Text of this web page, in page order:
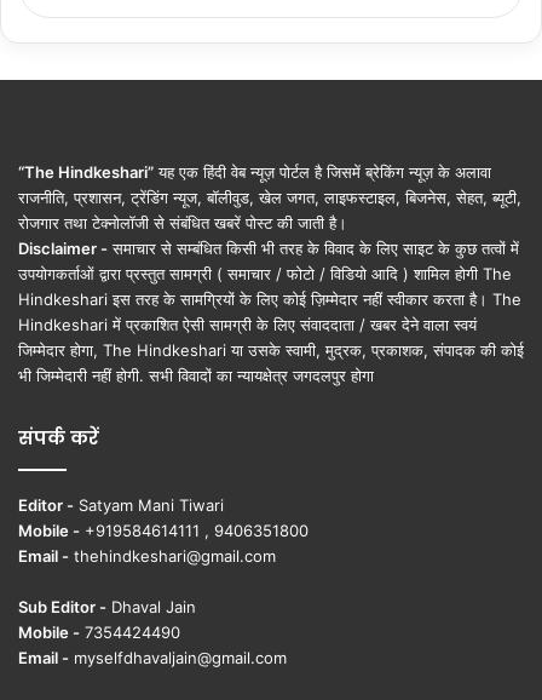
“The Hindkeshari”यह एक हिंदी वेब न्यूज़ पोर्टल है जिसमें ब्रेकिंग न्यूज़ के अलावा
राजनीति, प्रशासन, ट्रेंडिंग न्यूज, बॉलीवुड, खेल जगत, लाइफस्टाइल, बिजनेस, सेहत, ब्यूटी,
रोजगार तथा टेक्नोलॉजी से संबंधित खबरें पोस्ट की जाती है।
Disclaimer - समाचार से सम्बंधित किसी भी तरह के विवाद के लिए साइट के कुछ तत्वों में
उपयोगकर्ताओं द्वारा प्रस्तुत सामग्री ( समाचार / फोटो / विडियो आदि ) शामिल होगी The
Hindkeshari इस तरह के सामग्रियों के लिए कोई ज़िम्मेदार नहीं स्वीकार करता है। The
Hindkeshari में प्रकाशित ऐसी सामग्री के लिए संवाददाता / खबर देने वाला स्वयं
जिम्मेदार होगा, The Hindkeshari या उसके स्वामी, मुद्रक, प्रकाशक, संपादक की कोई
भी जिम्मेदारी नहीं होगी. सभी विवादों का न्यायक्षेत्र जगदलपुर होगा
संपर्क करें
Editor - Satyam Mani Tiwari
Mobile - +919584614111 , 9406351800
Email - thehindkeshari@gmail.com
Sub Editor - Dhaval Jain
Mobile - 7354424490
Email - myselfdhavaljain@gmail.com